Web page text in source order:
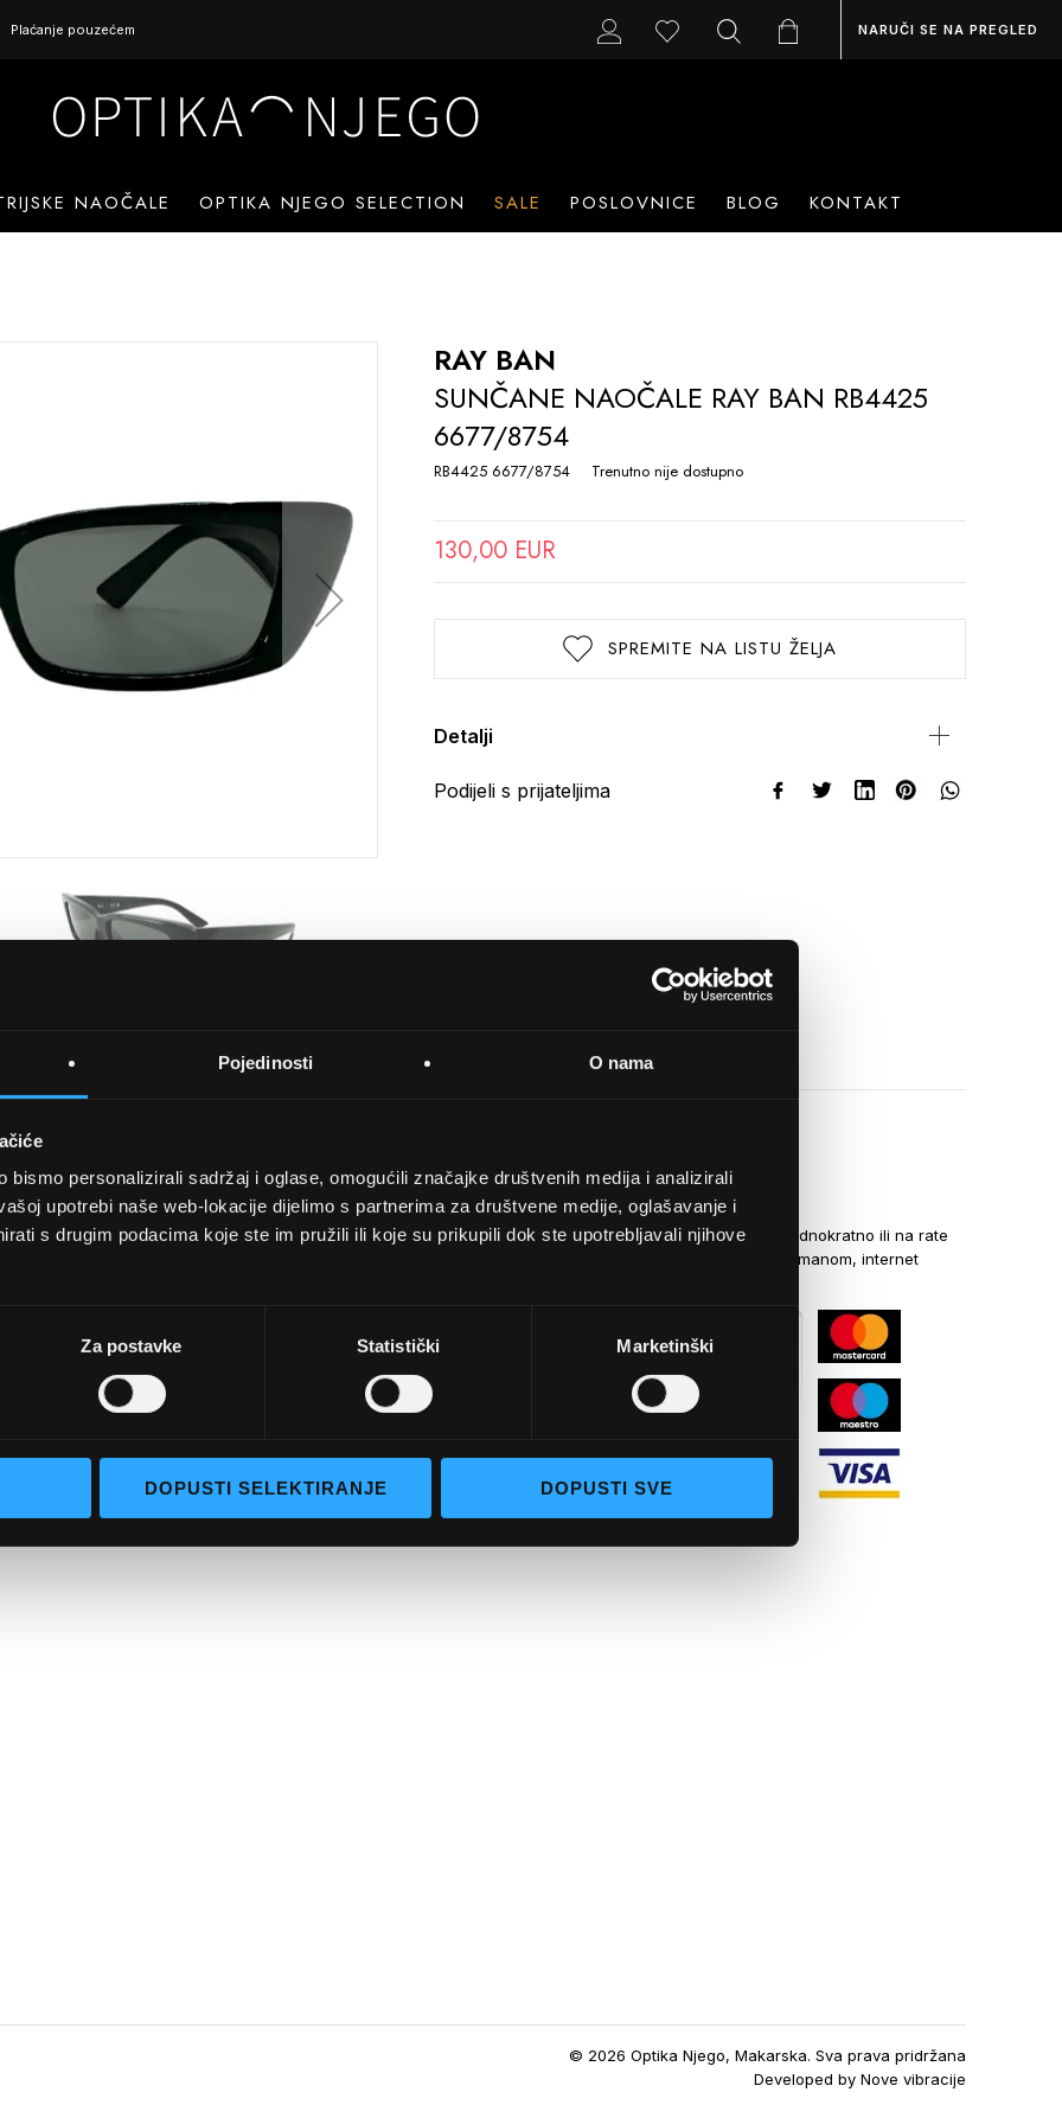
Pojedinosti O nama
bismo personalizirali sadržaj i oglase, omogućili značajke društvenih medija i analizirali
upotrebi naše web-lokacije dijelimo s partnerima za društvene medije, oglašavanje i
s drugim podacima koje ste im pružili ili koje su prikupili dok ste upotrebljavali njihove
Za postavke Statistički Marketinški
DOPUSTI SELEKTIRANJE DOPUSTI SVE
Plaćanje pouzećem NARUČI SE NA PREGLED
NAOČALE OPTIKA NJEGO SELECTION SALE POSLOVNICE BLOG KONTAKT
RAY BAN
SUNČANE NAOČALE RAY BAN RB4425
6677/8754
RB4425 6677/8754 Trenutno nije dostupno
130,00 EUR
SPREMITE NA LISTU ŽELJA
Detalji
Podijeli s prijateljima
selection
UVJETI KUPNJE
Opći uvjeti poslovanja
Napredno pretraživanje
Narudžbe i povrati
NAČINI PLAĆANJA
Kreditnim karticama jednokratno ili na rate
općom uplatnicom, virmanom, internet
© 2026 Optika Njego, Makarska. Sva prava pridržana
Developed byNove vibracije